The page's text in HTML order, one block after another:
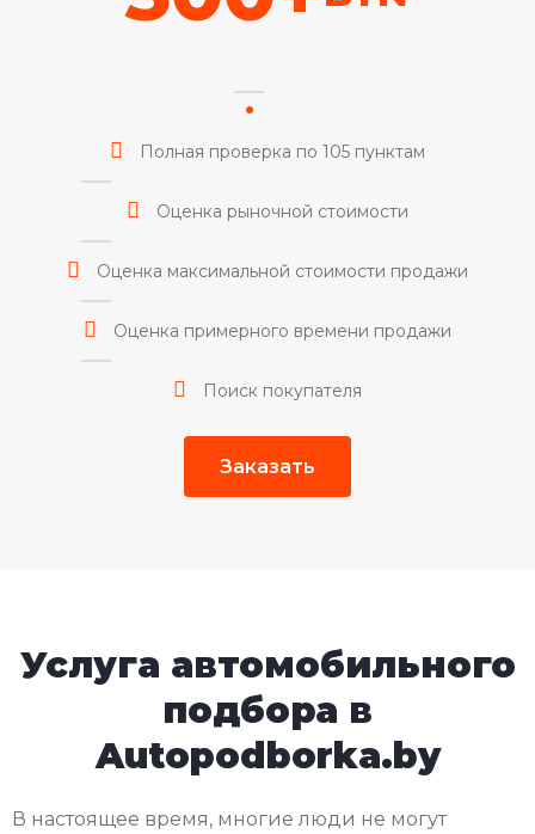
Полная проверка по 105 пунктам
Оценка рыночной стоимости
Оценка максимальной стоимости продажи
Оценка примерного времени продажи
Поиск покупателя
Заказать
Услуга автомобильного
подбора в
Autopodborka.by
В настоящее время, многие люди не могут